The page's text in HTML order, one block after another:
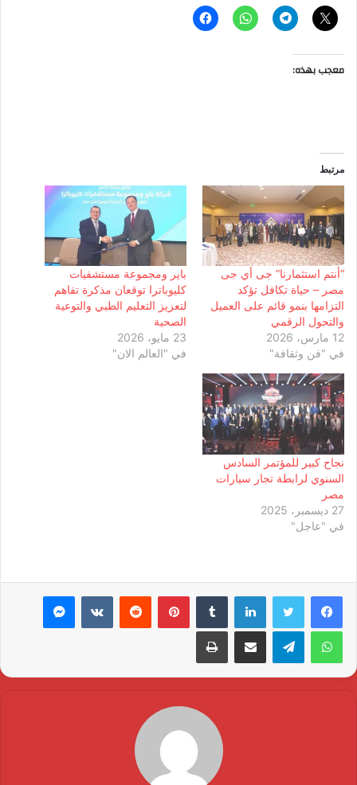
معجب بهذه:
مرتبط
“أنتم استثمارنا” جى أي جى
مصر – حياة تكافل تؤكد
التزامها بنمو قائم على العميل
والتحول الرقمي
12 مارس، 2026
في "فن وثقافة"
باير ومجموعة مستشفيات
كليوباترا توقعان مذكرة تفاهم
لتعزيز التعليم الطبي والتوعية
الصحية
23 مايو، 2026
في "العالم الان"
نجاح كبير للمؤتمر السادس
السنوي لرابطة تجار سيارات
مصر
27 ديسمبر، 2025
في "عاجل"
لينكدإن بينتيريست ماسنجر
واتساب تيلقرام مشاركة عبر البريد طباعة